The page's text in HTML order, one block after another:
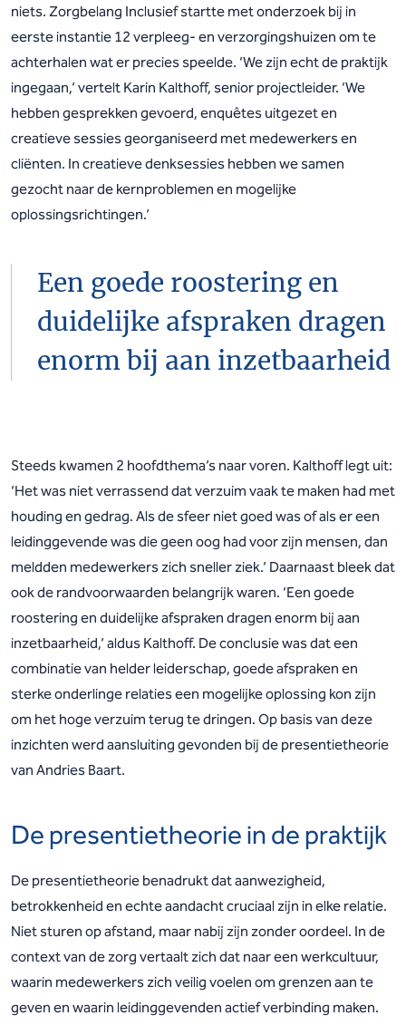
niets. Zorgbelang Inclusief startte met onderzoek bij in
eerste instantie 12 verpleeg- en verzorgingshuizen om te
achterhalen wat er precies speelde. ‘We zijn echt de praktijk
ingegaan,’ vertelt Karin Kalthoff, senior projectleider. ‘We
hebben gesprekken gevoerd, enquêtes uitgezet en
creatieve sessies georganiseerd met medewerkers en
cliënten. In creatieve denksessies hebben we samen
gezocht naar de kernproblemen en mogelijke
oplossingsrichtingen.’
Een goede roostering en
duidelijke afspraken dragen
enorm bij aan inzetbaarheid
Steeds kwamen 2 hoofdthema’s naar voren. Kalthoff legt uit:
‘Het was niet verrassend dat verzuim vaak te maken had met
houding en gedrag. Als de sfeer niet goed was of als er een
leidinggevende was die geen oog had voor zijn mensen, dan
meldden medewerkers zich sneller ziek.’ Daarnaast bleek dat
ook de randvoorwaarden belangrijk waren. ‘Een goede
roostering en duidelijke afspraken dragen enorm bij aan
inzetbaarheid,’ aldus Kalthoff. De conclusie was dat een
combinatie van helder leiderschap, goede afspraken en
sterke onderlinge relaties een mogelijke oplossing kon zijn
om het hoge verzuim terug te dringen. Op basis van deze
inzichten werd aansluiting gevonden bij de presentietheorie
van Andries Baart.
De presentietheorie in de praktijk
De presentietheorie benadrukt dat aanwezigheid,
betrokkenheid en echte aandacht cruciaal zijn in elke relatie.
Niet sturen op afstand, maar nabij zijn zonder oordeel. In de
context van de zorg vertaalt zich dat naar een werkcultuur,
waarin medewerkers zich veilig voelen om grenzen aan te
geven en waarin leidinggevenden actief verbinding maken.